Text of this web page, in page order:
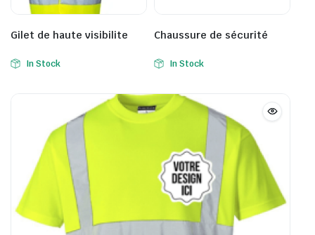
Gilet de haute visibilite
In Stock
Chaussure de sécurité
In Stock